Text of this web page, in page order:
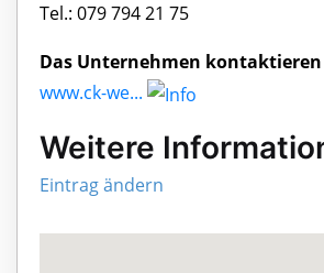
Tel.: 079 794 21 75
Das Unternehmen kontaktieren
www.ck-we...
Weitere
Eintrag ändern